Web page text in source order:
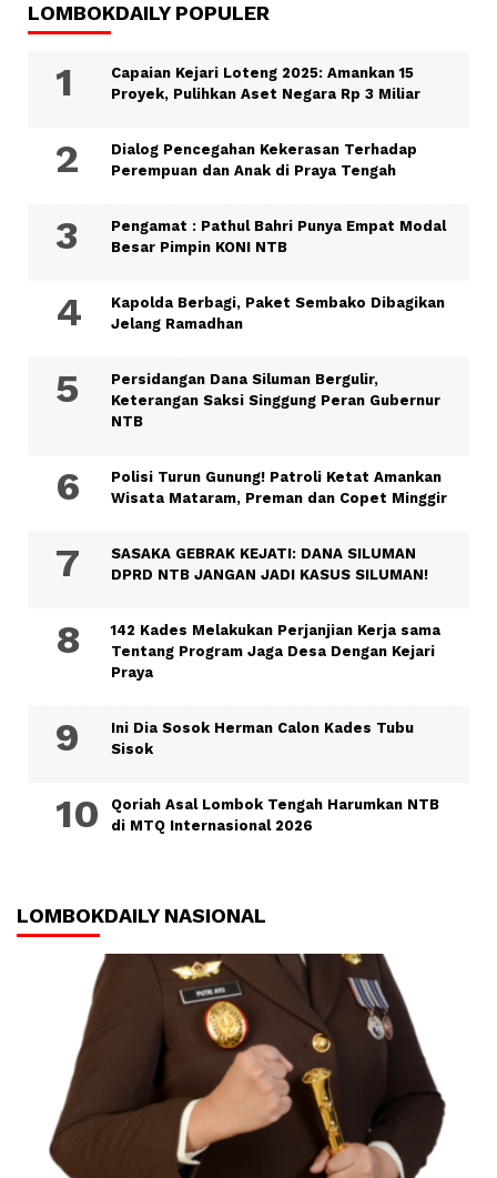
LOMBOKDAILY POPULER
Capaian Kejari Loteng 2025: Amankan 15
Proyek, Pulihkan Aset Negara Rp 3 Miliar
Dialog Pencegahan Kekerasan Terhadap
Perempuan dan Anak di Praya Tengah
Pengamat : Pathul Bahri Punya Empat Modal
Besar Pimpin KONI NTB
Kapolda Berbagi, Paket Sembako Dibagikan
Jelang Ramadhan
Persidangan Dana Siluman Bergulir,
Keterangan Saksi Singgung Peran Gubernur
NTB
Polisi Turun Gunung! Patroli Ketat Amankan
Wisata Mataram, Preman dan Copet Minggir
SASAKA GEBRAK KEJATI: DANA SILUMAN
DPRD NTB JANGAN JADI KASUS SILUMAN!
142 Kades Melakukan Perjanjian Kerja sama
Tentang Program Jaga Desa Dengan Kejari
Praya
Ini Dia Sosok Herman Calon Kades Tubu
Sisok
Qoriah Asal Lombok Tengah Harumkan NTB
di MTQ Internasional 2026
LOMBOKDAILY NASIONAL